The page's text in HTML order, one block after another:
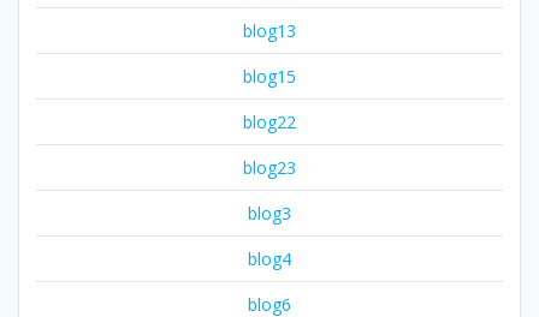
blog13
blog15
blog22
blog23
blog3
blog4
blog6